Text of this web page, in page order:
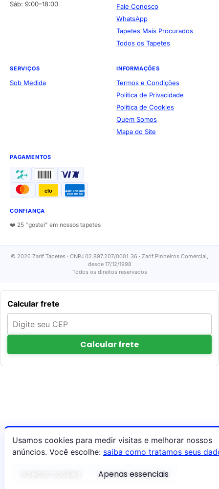
Sáb: 9:00–18:00
Fale Conosco
WhatsApp
Tapetes Mais Procurados
Todos os Tapetes
SERVIÇOS
Sob Medida
INFORMAÇÕES
Termos e Condições
Política de Privacidade
Política de Cookies
Quem Somos
Mapa do Site
PAGAMENTOS
elo AMERICAN
EXPRESS
CONFIANÇA
❤️ 25 "gostei" em nossos tapetes
© 2026 Zarif Tapetes · CNPJ 02.897.207/0001-36 · Zarif Pinheiros Comercial,
desde 17/12/1998
Todos os direitos reservados
Calcular frete
Calcular frete
Usamos cookies para medir visitas e melhorar nossos
anúncios. Você escolhe: saiba como tratamos seus
Apenas essenciais